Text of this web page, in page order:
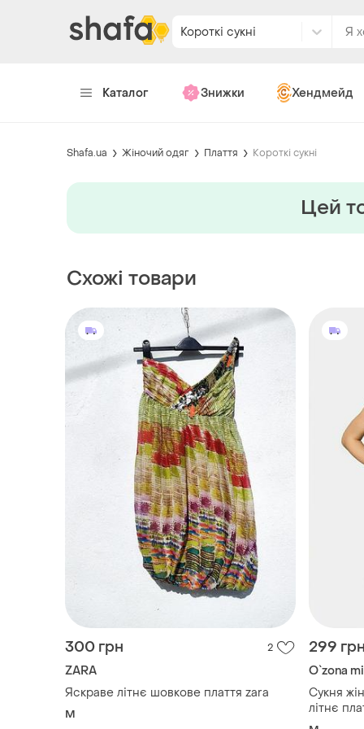
Короткі сукні
Каталог Знижки Хендмейд
Shafa.ua Жіночий одяг Плаття Короткі сукні
Цей
Схожі товари
300 грн 2
ZARA
Яскраве літнє шовкове плаття zara
M
299
O`zona
Сукня
літнє